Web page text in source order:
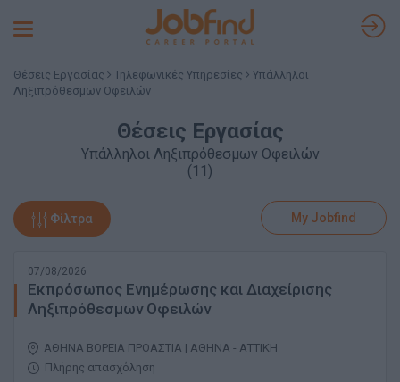
Toggle
Θέσεις Εργασίας Τηλεφωνικές Υπηρεσίες
Υπάλληλοι
Ληξιπρόθεσμων Οφειλών
Θέσεις Εργασίας
Υπάλληλοι Ληξιπρόθεσμων Οφειλών
(11)
Φίλτρα My Jobfind
07/08/2026
Εκπρόσωπος Ενημέρωσης και Διαχείρισης
Ληξιπρόθεσμων Οφειλών
ΑΘΗΝΑ ΒΟΡΕΙΑ ΠΡΟΑΣΤΙΑ | ΑΘΗΝΑ - ΑΤΤΙΚΗ
Πλήρης απασχόληση